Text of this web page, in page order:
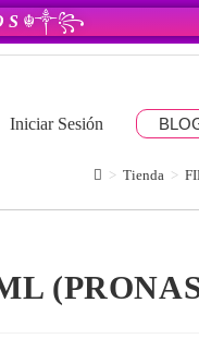
S ☬༒꧂
Iniciar Sesión
> Tienda >